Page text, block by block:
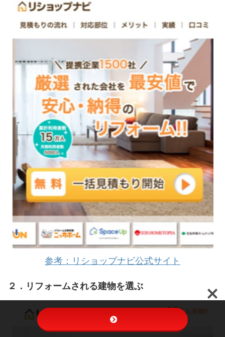
参考：リショップナビ公式サイト
２．リフォームされる建物を選ぶ